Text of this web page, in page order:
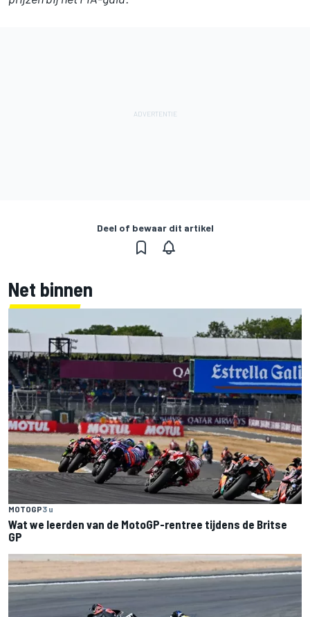
Deel of bewaar dit artikel
Net binnen
MOTOGP3 u
Wat we leerden van de MotoGP-rentree tijdens de Britse
GP